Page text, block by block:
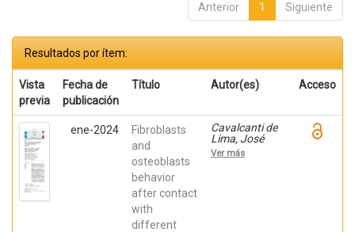
Anterior 1 Siguiente
Resultados por ítem:
Vista
previa
Fecha de
publicación
Título Autor(es) Acceso
ene-2024
Fibroblasts
and
osteoblasts
behavior
after contact
with
different
Cavalcanti de
Lima, José
Henrique;
Robbs ,
Ver más